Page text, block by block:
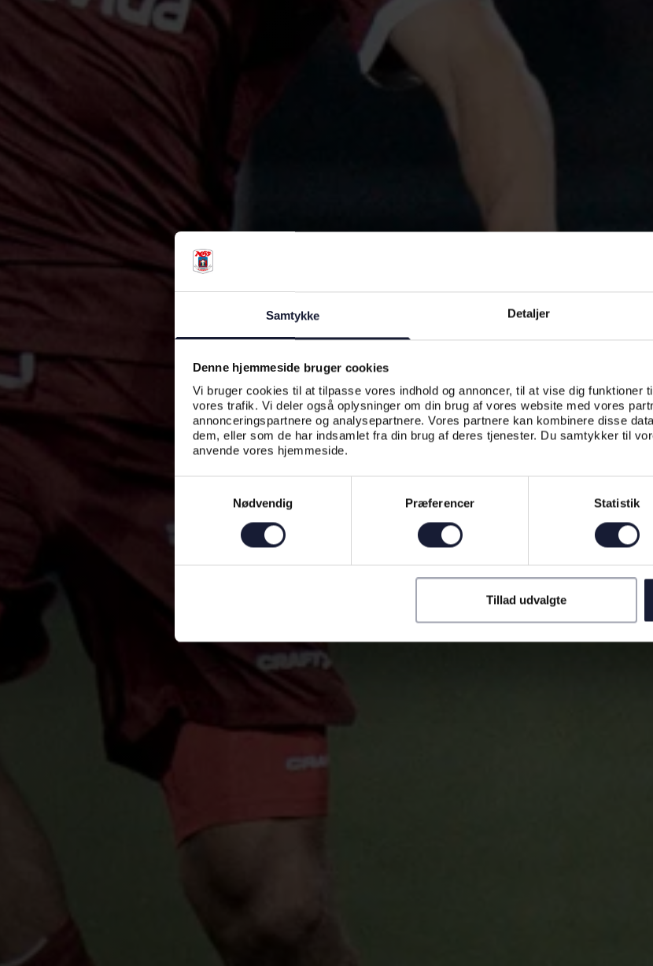
Samtykke Detaljer
Denne hjemmeside bruger cookies
Vi bruger cookies til at tilpasse vores indhold og annoncer, til at vise dig funktioner
vores trafik. Vi deler også oplysninger om din brug af vores website med vores
annonceringspartnere og analysepartnere. Vores partnere kan kombinere disse
dem, eller som de har indsamlet fra din brug af deres tjenester. Du samtykker til
anvende vores hjemmeside.
Nødvendig
Præferencer Statistik
Tillad udvalgte